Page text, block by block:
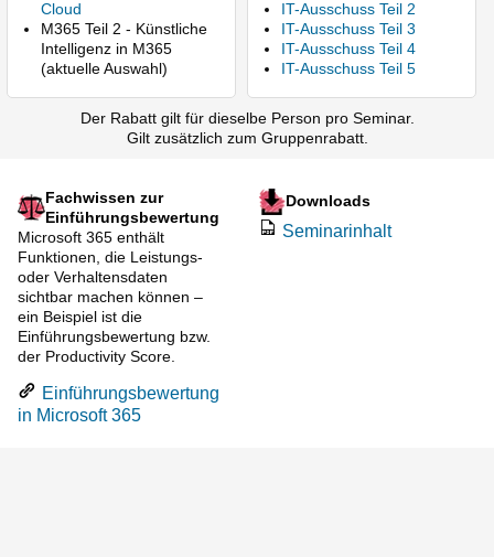
Cloud
M365 Teil 2 - Künstliche
Intelligenz in M365
(aktuelle Auswahl)
IT-Ausschuss Teil 2
IT-Ausschuss Teil 3
IT-Ausschuss Teil 4
IT-Ausschuss Teil 5
Der Rabatt gilt für dieselbe Person pro Seminar.
Gilt zusätzlich zum Gruppenrabatt.
Fachwissen zur
Einführungsbewertung
Microsoft 365 enthält
Funktionen, die Leistungs-
oder Verhaltensdaten
sichtbar machen können –
ein Beispiel ist die
Einführungsbewertung bzw.
der Productivity Score.
Einführungsbewertung
in Microsoft 365
Downloads
Seminarinhalt